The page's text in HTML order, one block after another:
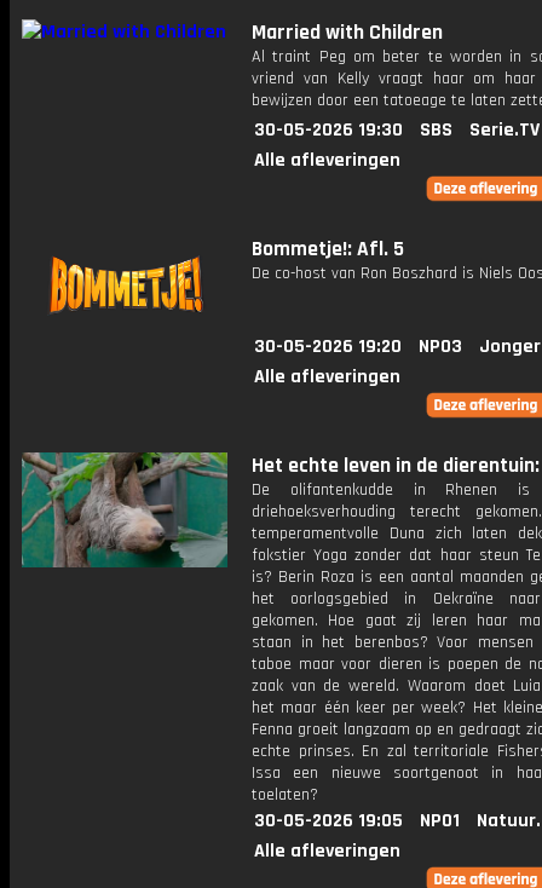
Married with Children
Al traint Peg om beter te worden in
vriend van Kelly vraagt haar om
bewijzen door een tatoeage te laten
30-05-2026 19:30 SBS
Serie.TV
Alle afleveringen
Bommetje!: Afl. 5
De co-host van Ron Boszhard is Niels
30-05-2026 19:20 NPO3
Alle afleveringen
Het echte leven in de
De olifantenkudde in Rhenen
driehoeksverhouding terecht
temperamentvolle Duna zich laten
fokstier Yoga zonder dat haar steun
is? Berin Roza is een aantal maanden
het oorlogsgebied in Oekraïne
gekomen. Hoe gaat zij leren haar
staan in het berenbos? Voor mensen
taboe maar voor dieren is poepen de
zaak van de wereld. Waarom doet
het maar één keer per week? Het
Fenna groeit langzaam op en gedraagt
echte prinses. En zal territoriale
Issa een nieuwe soortgenoot in
toelaten?
30-05-2026 19:05 NPO1
Alle afleveringen